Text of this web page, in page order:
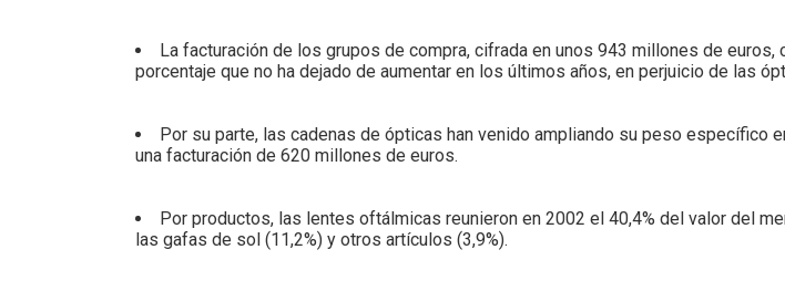
La facturación de los grupos de compra, cifrada en unos 943 millones de
porcentaje que no ha dejado de aumentar en los últimos años, en perjuicio de las
Por su parte, las cadenas de ópticas han venido ampliando su peso específico
una facturación de 620 millones de euros.
Por productos, las lentes oftálmicas reunieron en 2002 el 40,4% del valor del
las gafas de sol (11,2%) y otros artículos (3,9%).